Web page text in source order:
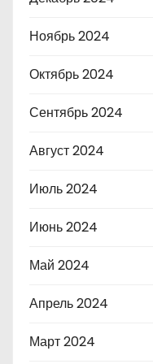
Ноябрь 2024
Октябрь 2024
Сентябрь 2024
Август 2024
Июль 2024
Июнь 2024
Май 2024
Апрель 2024
Март 2024